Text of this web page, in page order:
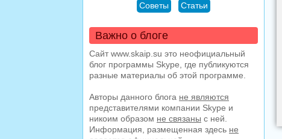
Советы
Статьи
Важно о блоге
Сайт www.skaip.su это неофициальный
блог программы Skype, где публикуются
разные материалы об этой программе.
Авторы данного блога не являются
представителями компании Skype и
никоим образом не связаны с ней.
Информация, размещенная здесь не